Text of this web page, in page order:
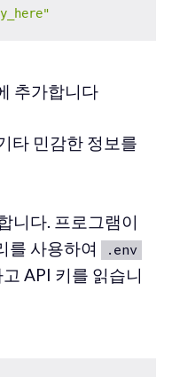
추가합니다
타 민감한 정보를
니다. 프로그램이
를 사용하여 .env
API 키를 읽습니